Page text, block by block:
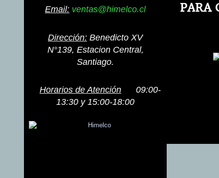
Email: ventas@himelco.cl
Dirección: Benedicto XV
N°139, Estacion Central,
Santiago.
Horarios de Atención 09:00-
13:30 y 15:00-18:00
PARA